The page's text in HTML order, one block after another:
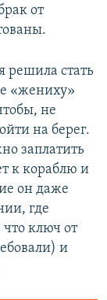
от
решила стать
«жениху»
не
на берег.
заплатить
к кораблю и
он даже
где
ключ от
и